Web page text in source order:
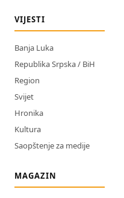
VIJESTI
Banja Luka
Republika Srpska / BiH
Region
Svijet
Hronika
Kultura
Saopštenje za medije
MAGAZIN